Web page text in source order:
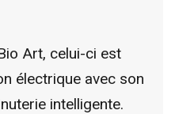
Art, celui-ci est
électrique avec son
intelligente.